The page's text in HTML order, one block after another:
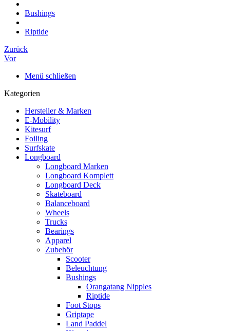
Bushings
Riptide
Zurück
Vor
Menü schließen
Kategorien
Hersteller & Marken
E-Mobility
Kitesurf
Foiling
Surfskate
Longboard
Longboard Marken
Longboard Komplett
Longboard Deck
Skateboard
Balanceboard
Wheels
Trucks
Bearings
Apparel
Zubehör
Scooter
Beleuchtung
Bushings
Orangatang Nipples
Riptide
Foot Stops
Griptape
Land Paddel